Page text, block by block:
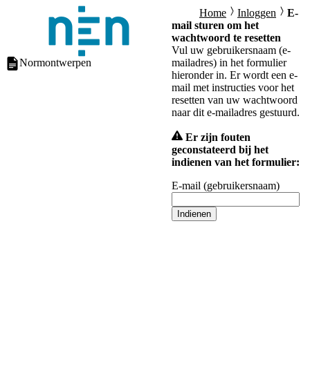
Normontwerpen
Home Inloggen
E-
mail sturen om het
wachtwoord te resetten
Vul uw gebruikersnaam (e-
mailadres) in het formulier
hieronder in. Er wordt een e-
mail met instructies voor het
resetten van uw wachtwoord
naar dit e-mailadres gestuurd.
Er zijn fouten
geconstateerd bij het
indienen van het formulier:
E-mail (gebruikersnaam)
Indienen